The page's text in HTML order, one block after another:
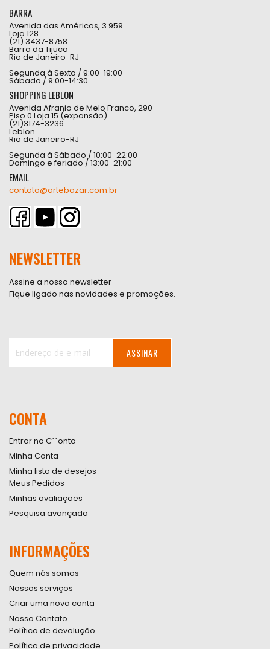
BARRA
Avenida das Américas, 3.959
Loja 128
(21) 3437-8758
Barra da Tijuca
Rio de Janeiro-RJ
Segunda à Sexta / 9:00-19:00
Sábado / 9:00-14:30
SHOPPING LEBLON
Avenida Afranio de Melo Franco, 290
Piso 0 Loja 15 (expansão)
(21)3174-3236
Leblon
Rio de Janeiro-RJ
Segunda à Sábado / 10:00-22:00
Domingo e feriado / 13:00-21:00
EMAIL
contato@artebazar.com.br
NEWSLETTER
Assine a nossa newsletter
Fique ligado nas novidades e promoções.
Newsletter:
ASSINAR
CONTA
Entrar na C``onta
Minha Conta
Minha lista de desejos
Meus Pedidos
Minhas avaliações
Pesquisa avançada
INFORMAÇÕES
Quem nós somos
Nossos serviços
Criar uma nova conta
Nosso Contato
Política de devolução
Política de privacidade